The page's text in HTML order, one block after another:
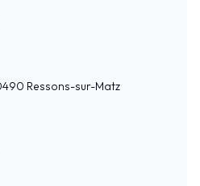
Ressons-sur-Matz